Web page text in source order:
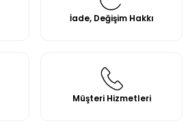
İade, Değişim Hakkı
Müşteri Hizmetleri